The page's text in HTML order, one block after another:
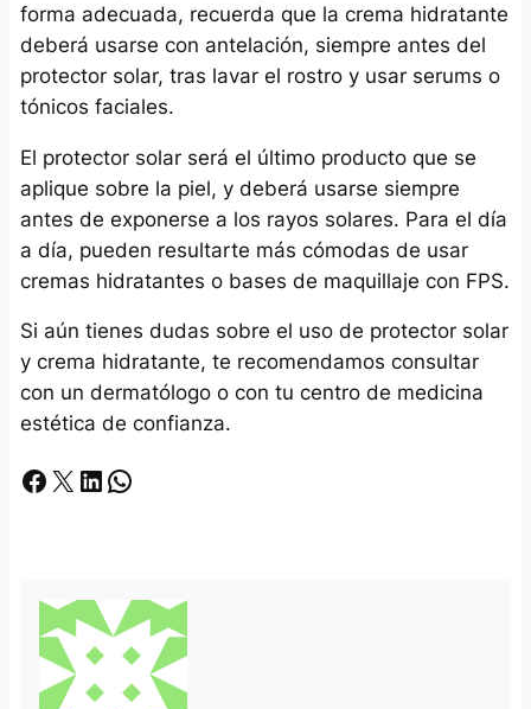
forma adecuada, recuerda que la crema hidratante
deberá usarse con antelación, siempre antes del
protector solar, tras lavar el rostro y usar serums o
tónicos faciales.
El protector solar será el último producto que se
aplique sobre la piel, y deberá usarse siempre
antes de exponerse a los rayos solares. Para el día
a día, pueden resultarte más cómodas de usar
cremas hidratantes o bases de maquillaje con FPS.
Si aún tienes dudas sobre el uso de protector solar
y crema hidratante, te recomendamos consultar
con un dermatólogo o con tu centro de medicina
estética de confianza.
Facebook X LinkedIn Whatsapp